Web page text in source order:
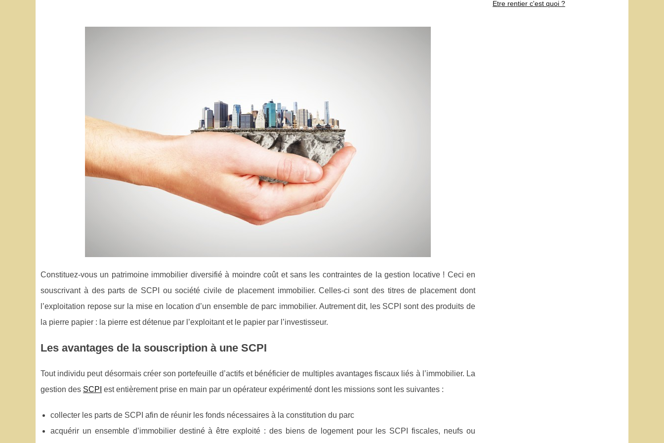
Constituez-vous un patrimoine immobilier diversifié à moindre coût et sans les contraintes de la gestion locative ! Ceci en
souscrivant à des parts de SCPI ou société civile de placement immobilier. Celles-ci sont des titres de placement dont
l’exploitation repose sur la mise en location d’un ensemble de parc immobilier. Autrement dit, les SCPI sont des produits de
la pierre papier : la pierre est détenue par l’exploitant et le papier par l’investisseur.
Les avantages de la souscription à une SCPI
Tout individu peut désormais créer son portefeuille d’actifs et bénéficier de multiples avantages fiscaux liés à l’immobilier. La
gestion des SCPI est entièrement prise en main par un opérateur expérimenté dont les missions sont les suivantes :
collecter les parts de SCPI afin de réunir les fonds nécessaires à la constitution du parc
acquérir un ensemble d’immobilier destiné à être exploité : des biens de logement pour les SCPI fiscales, neufs ou
Etre rentier c'est quoi ?